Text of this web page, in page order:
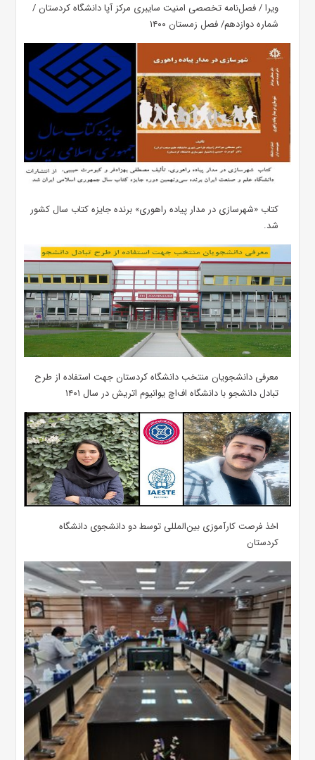
ویرا / فصل‌نامه تخصصی امنیت سایبری مرکز آپا دانشگاه کردستان /
شماره دوازدهم/ فصل زمستان ۱۴۰۰
کتاب «شهرسازی در مدار پیاده راهوری» برنده جایزه کتاب سال کشور
شد.
معرفی دانشجویان منتخب دانشگاه کردستان جهت استفاده از طرح
تبادل دانشجو با دانشگاه اف‌اچ یوانیوم اتریش در سال ۱۴۰۱
اخذ فرصت کارآموزی بین‌المللی توسط دو دانشجوی دانشگاه
کردستان